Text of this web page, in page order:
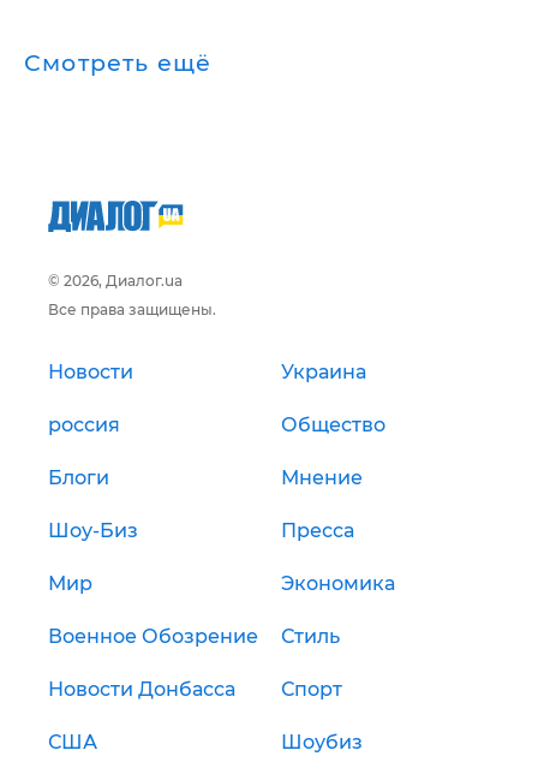
Смотреть ещё
© 2026, Диалог.ua
Все права защищены.
Новости Украина
россия Общество
Блоги Мнение
Шоу-Биз Пресса
Мир Экономика
Военное Обозрение Стиль
Новости Донбасса Спорт
США Шоубиз